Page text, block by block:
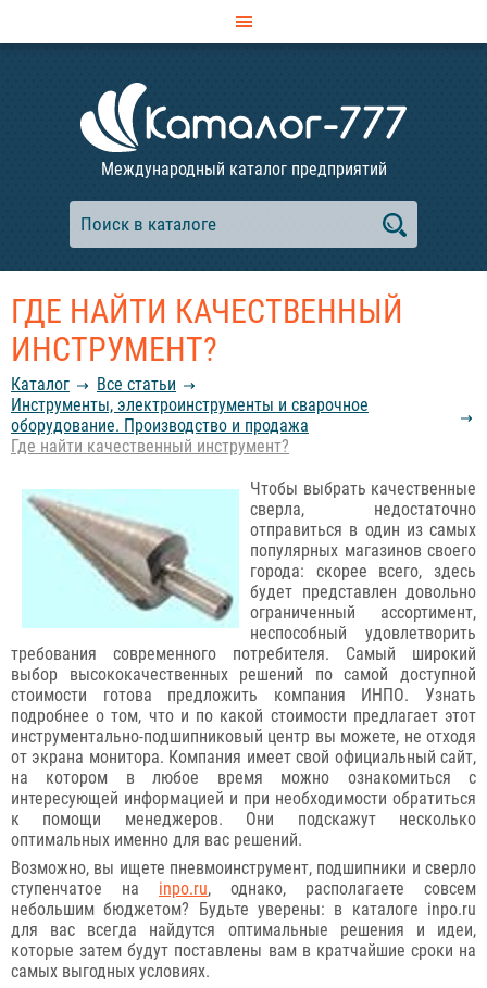
Международный каталог предприятий
ГДЕ НАЙТИ КАЧЕСТВЕННЫЙ
ИНСТРУМЕНТ?
Каталог
Все статьи
Инструменты, электроинструменты и сварочное
оборудование. Производство и продажа
Где найти качественный инструмент?
Чтобы выбрать качественные
сверла, недостаточно
отправиться в один из самых
популярных магазинов своего
города: скорее всего, здесь
будет представлен довольно
ограниченный ассортимент,
неспособный удовлетворить
требования современного потребителя. Самый широкий
выбор высококачественных решений по самой доступной
стоимости готова предложить компания ИНПО. Узнать
подробнее о том, что и по какой стоимости предлагает этот
инструментально-подшипниковый центр вы можете, не отходя
от экрана монитора. Компания имеет свой официальный сайт,
на котором в любое время можно ознакомиться с
интересующей информацией и при необходимости обратиться
к помощи менеджеров. Они подскажут несколько
оптимальных именно для вас решений.
Возможно, вы ищете пневмоинструмент, подшипники и сверло
ступенчатое на inpo.ru, однако, располагаете совсем
небольшим бюджетом? Будьте уверены: в каталоге inpo.ru
для вас всегда найдутся оптимальные решения и идеи,
которые затем будут поставлены вам в кратчайшие сроки на
самых выгодных условиях.